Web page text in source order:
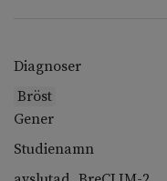
Diagnoser
Bröst
Gener
Studienamn